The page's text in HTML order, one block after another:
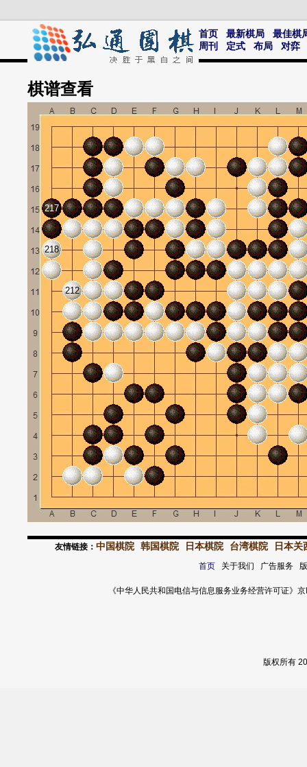
首页 最新棋局
最佳棋
周刊
定式 布局 对弈
棋谱查看
212
217
218
友情链接： 中国棋院 韩国棋院 日本棋院 台湾棋院 日本关
首页关于我们 广告服务
《中华人民共和国电信与信息服务业务经营许可证
版权所有